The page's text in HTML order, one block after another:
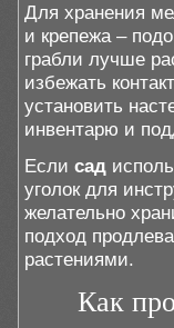
Для хранения
и крепежа –
грабли лучше
избежать
установить
инвентарю и
Если сад
уголок для
желательно
подход
растениями.
Как